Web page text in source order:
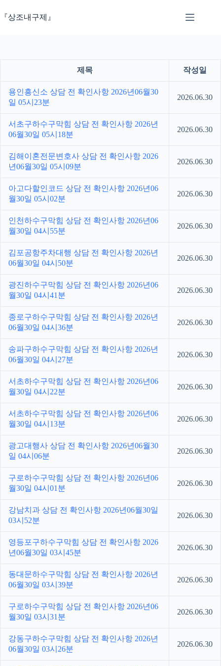
문『상조내구제』
제목 작성일
용인흥신소 상담 전 확인사항 2026년06월30
일 05시23분
2026.06.30
서초구하수구막힘 상담 전 확인사항 2026년
06월30일 05시18분
2026.06.30
김해이혼전문변호사 상담 전 확인사항 2026
년06월30일 05시09분
2026.06.30
아고다할인코드 상담 전 확인사항 2026년06
월30일 05시02분
2026.06.30
인천하수구막힘 상담 전 확인사항 2026년06
월30일 04시55분
2026.06.30
김포공항주차대행 상담 전 확인사항 2026년
06월30일 04시50분
2026.06.30
광진하수구막힘 상담 전 확인사항 2026년06
월30일 04시41분
2026.06.30
종로구하수구막힘 상담 전 확인사항 2026년
06월30일 04시36분
2026.06.30
송파구하수구막힘 상담 전 확인사항 2026년
06월30일 04시27분
2026.06.30
서초하수구막힘 상담 전 확인사항 2026년06
월30일 04시22분
2026.06.30
서초하수구막힘 상담 전 확인사항 2026년06
월30일 04시13분
2026.06.30
광고대행사 상담 전 확인사항 2026년06월30
일 04시06분
2026.06.30
구로하수구막힘 상담 전 확인사항 2026년06
월30일 04시01분
2026.06.30
강남치과 상담 전 확인사항 2026년06월30일
03시52분
2026.06.30
영등포구하수구막힘 상담 전 확인사항 2026
년06월30일 03시45분
2026.06.30
동대문하수구막힘 상담 전 확인사항 2026년
06월30일 03시39분
2026.06.30
구로하수구막힘 상담 전 확인사항 2026년06
월30일 03시31분
2026.06.30
강동구하수구막힘 상담 전 확인사항 2026년
06월30일 03시26분
2026.06.30